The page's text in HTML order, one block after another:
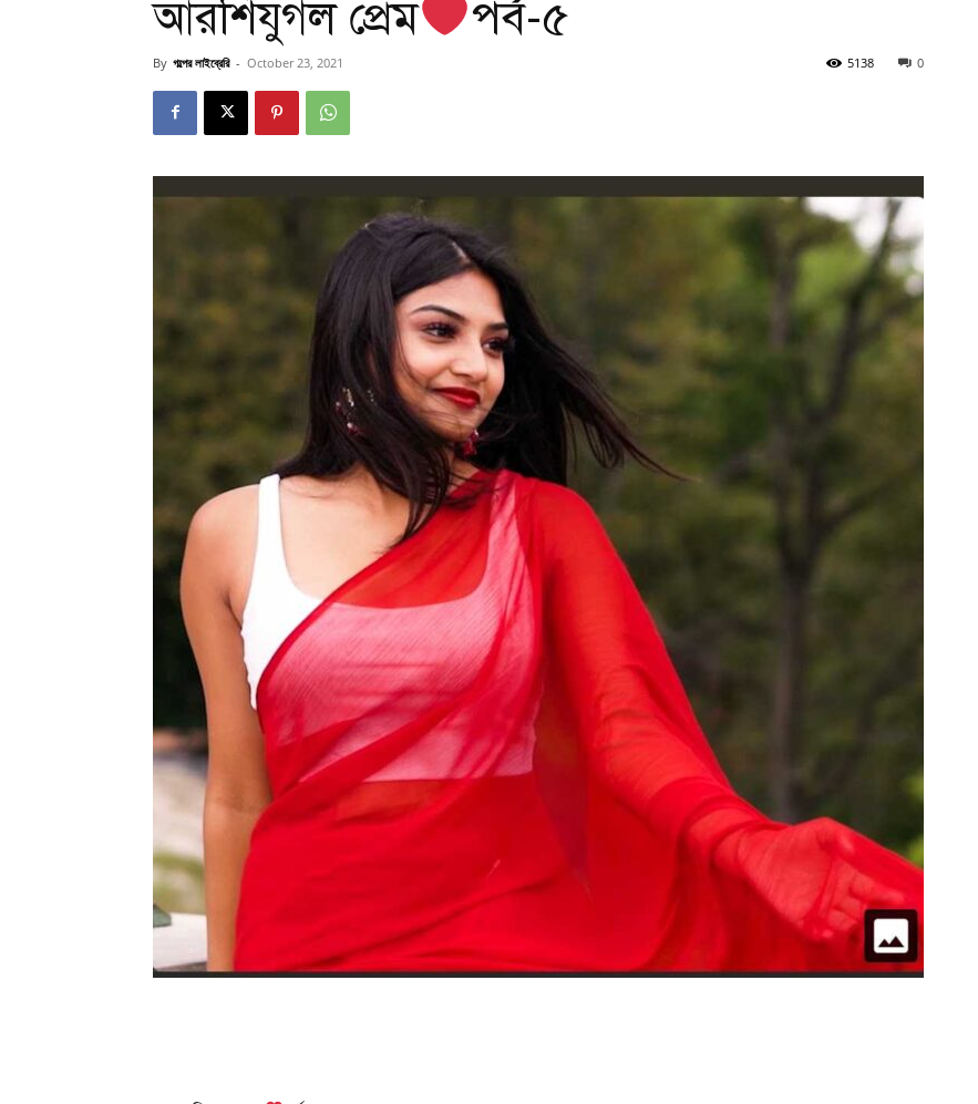
আরশিযুগল প্রেম পর্ব-৫
By গল্পের লাইব্রেরি - October 23, 2021 0
5138